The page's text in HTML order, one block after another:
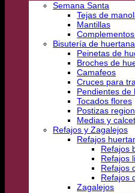
Semana Santa
Tejas de
Mantillas
Bisutería de huertana
Peinetas de
Broches de
Camafeos
Cruces para
Pendientes de
Tocados flores
Postizas
Medias y
Refajos y Zagalejos
Refajos
Refajos
Refajos
Refajos
Refajos
Zagalejos